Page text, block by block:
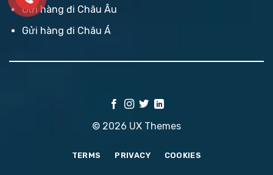
Gửi hàng đi Châu Âu
Gửi hàng đi Châu Á
© 2026 UX Themes
TERMS PRIVACY COOKIES